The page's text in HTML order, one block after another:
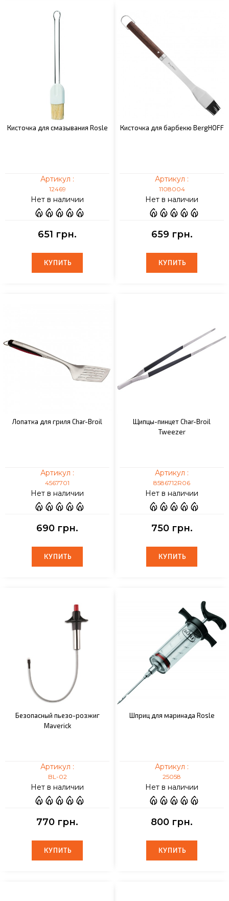
Кисточка для смазывания Rosle
Артикул :
12469
Нет в наличии
651 грн.
КУПИТЬ
КУПИТЬ
Кисточка для барбекю BergHOFF
Артикул :
1108004
Нет в наличии
659 грн.
КУПИТЬ
КУПИТЬ
Лопатка для гриля Char-Broil
Артикул :
4567701
Нет в наличии
690 грн.
КУПИТЬ
КУПИТЬ
Щипцы-пинцет Char-Broil
Tweezer
Артикул :
8586712R06
Нет в наличии
750 грн.
КУПИТЬ
КУПИТЬ
Безопасный пьезо-розжиг
Maverick
Артикул :
BL-02
Нет в наличии
770 грн.
КУПИТЬ
КУПИТЬ
Шприц для маринада Rosle
Артикул :
25058
Нет в наличии
800 грн.
КУПИТЬ
КУПИТЬ